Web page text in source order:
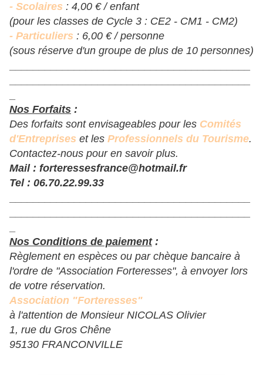
- Scolaires : 4,00 € / enfant
(pour les classes de Cycle 3 : CE2 - CM1 - CM2)
- Particuliers : 6,00 € / personne
(sous réserve d'un groupe de plus de 10 personnes)
Nos Forfaits :
Des forfaits sont envisageables pour les Comités
d'Entreprises et les Professionnels du Tourisme.
Contactez-nous pour en savoir plus.
Mail : forteressesfrance@hotmail.fr
Tel : 06.70.22.99.33
Nos Conditions de paiement:
Règlement en espèces ou par chèque bancaire à
l'ordre de "Association Forteresses", à envoyer lors
de votre réservation.
Association "Forteresses"
à l'attention de Monsieur NICOLAS Olivier
1, rue du Gros Chêne
95130 FRANCONVILLE